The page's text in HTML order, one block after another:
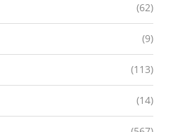
(62)
(9)
(113)
(14)